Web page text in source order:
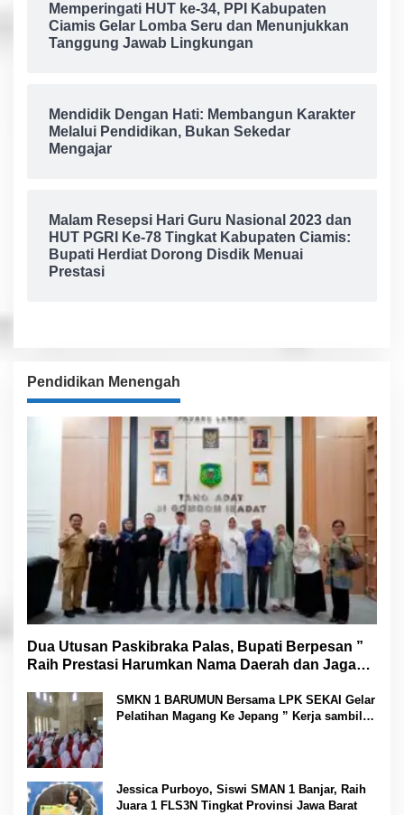
Memperingati HUT ke-34, PPI Kabupaten
Ciamis Gelar Lomba Seru dan Menunjukkan
Tanggung Jawab Lingkungan
Mendidik Dengan Hati: Membangun Karakter
Melalui Pendidikan, Bukan Sekedar
Mengajar
Malam Resepsi Hari Guru Nasional 2023 dan
HUT PGRI Ke-78 Tingkat Kabupaten Ciamis:
Bupati Herdiat Dorong Disdik Menuai
Prestasi
Pendidikan Menengah
Dua Utusan Paskibraka Palas, Bupati Berpesan ”
Raih Prestasi Harumkan Nama Daerah dan Jaga
SMKN 1 BARUMUN Bersama LPK SEKAI Gelar
Pelatihan Magang Ke Jepang ” Kerja sambil
Jessica Purboyo, Siswi SMAN 1 Banjar, Raih
Juara 1 FLS3N Tingkat Provinsi Jawa Barat